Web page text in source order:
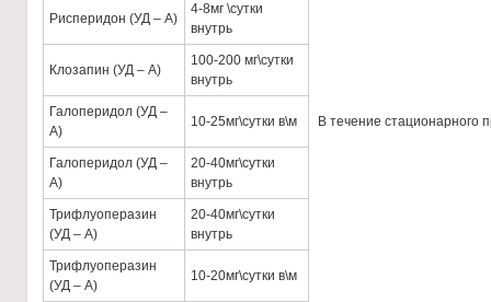
В течение стационарного
Рисперидон (УД – А)
4-8мг \сутки
внутрь
Клозапин (УД – А)
100-200 мг\сутки
внутрь
Галоперидол (УД –
А)
10-25мг\сутки в\м
Галоперидол (УД –
А)
20-40мг\сутки
внутрь
Трифлуоперазин
(УД – А)
20-40мг\сутки
внутрь
Трифлуоперазин
(УД – А)
10-20мг\сутки в\м